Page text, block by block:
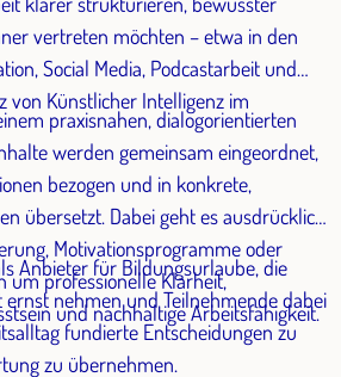
vertreten möchten – etwa in den
Social Media, Podcastarbeit und
von Künstlicher Intelligenz im
praxisnahen, dialogorientierten
werden gemeinsam eingeordnet,
bezogen und in konkrete,
übersetzt. Dabei geht es ausdrücklich
Motivationsprogramme oder
um professionelle Klarheit,
und nachhaltige Arbeitsfähigkeit.
Anbieter für Bildungsurlaube, die
nehmen und Teilnehmende dabei
fundierte Entscheidungen zu
zu übernehmen.